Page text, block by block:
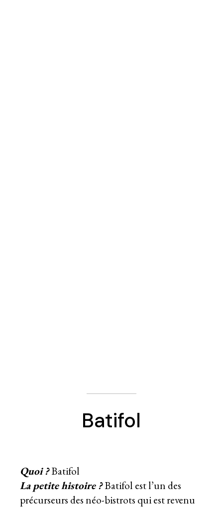
Batifol
Quoi ?Batifol
La petite histoire ?Batifol est l’un des
précurseurs des néo-bistrots qui est revenu